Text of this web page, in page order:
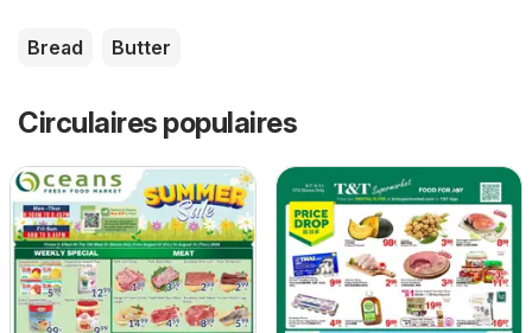
Bread Butter
Circulaires populaires